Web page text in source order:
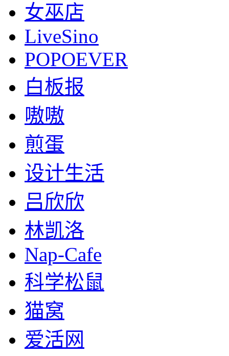
女巫店
LiveSino
POPOEVER
白板报
嗷嗷
煎蛋
设计生活
吕欣欣
林凯洛
Nap-Cafe
科学松鼠
猫窝
爱活网